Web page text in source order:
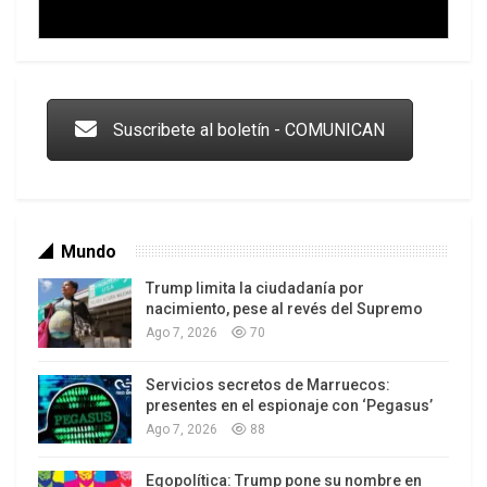
esta forma, la reacción es importante si lo
(Xinhua)
Estamos a menos de seis meses del bombardeo
Los latinos le van dando la espalda a Trump
Suscribete al boletín - COMUNICAN
Mundo
Trump limita la ciudadanía por
nacimiento, pese al revés del Supremo
Ago 7, 2026 70
Servicios secretos de Marruecos:
presentes en el espionaje con ‘Pegasus’
Ago 7, 2026 88
Egopolítica: Trump pone su nombre en